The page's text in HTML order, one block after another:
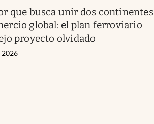
que busca unir dos continentes
global: el plan ferroviario
proyecto olvidado
2026